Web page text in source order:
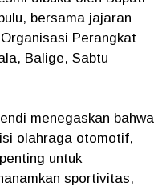
bersama jajaran
Perangkat
Balige, Sabtu
menegaskan bahwa
olahraga otomotif,
untuk
sportivitas,